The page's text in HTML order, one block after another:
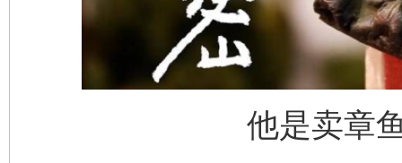
他是卖章